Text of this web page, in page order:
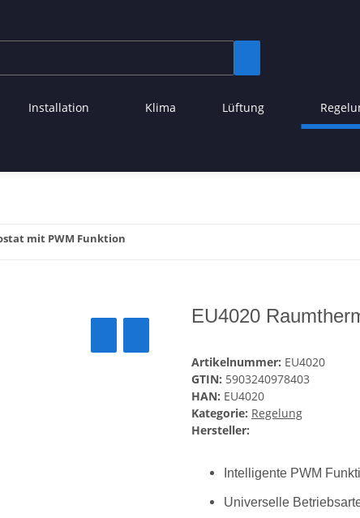
Installation Klima Lüftung
mit PWM Funktion
EU4020
Artikelnummer: EU4020
GTIN: 5903240978403
HAN: EU4020
Kategorie: Regelung
Hersteller:
Intelligente PWM
Universelle